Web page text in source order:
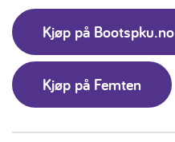
Kjøp på Bootspku.no
Kjøp på Femten